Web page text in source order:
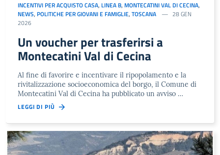
INCENTIVI PER ACQUISTO CASA, LINEA B, MONTECATINI VAL DI CECINA,
NEWS, POLITICHE PER GIOVANI E FAMIGLIE, TOSCANA
28 GEN
2026
Un voucher per trasferirsi a
Montecatini Val di Cecina
Al fine di favorire e incentivare il ripopolamento e la
rivitalizzazione socioeconomica del borgo, il Comune di
Montecatini Val di Cecina ha pubblicato un avviso …
LEGGI DI PIÙ